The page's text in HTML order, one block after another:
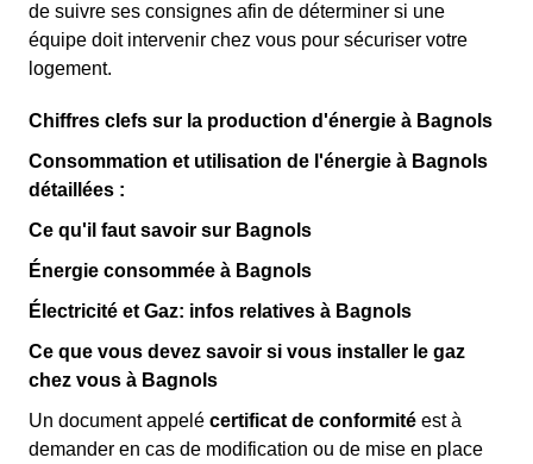
de suivre ses consignes afin de déterminer si une
équipe doit intervenir chez vous pour sécuriser votre
logement.
Chiffres clefs sur la production d'énergie à Bagnols
Consommation et utilisation de l'énergie à Bagnols
détaillées :
Ce qu'il faut savoir sur Bagnols
Énergie consommée à Bagnols
Électricité et Gaz: infos relatives à Bagnols
Ce que vous devez savoir si vous installer le gaz
chez vous à Bagnols
Un document appelé certificat de conformité est à
demander en cas de modification ou de mise en place